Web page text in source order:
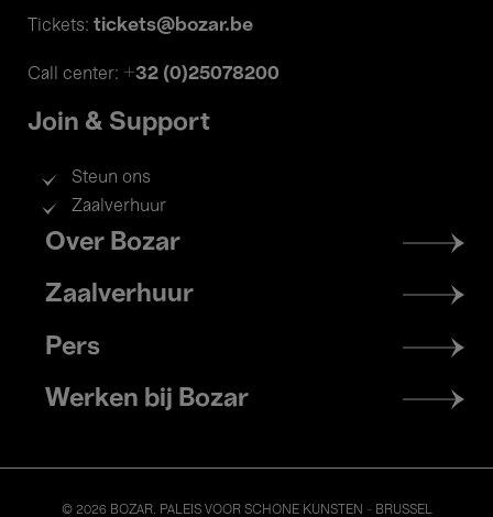
Tickets: tickets@bozar.be
Call center: +32 (0)25078200
Join & Support
Steun ons
Zaalverhuur
Footer
menu
Over Bozar
Zaalverhuur
Pers
Werken bij Bozar
© 2026 BOZAR. PALEIS VOOR SCHONE KUNSTEN - BRUSSEL